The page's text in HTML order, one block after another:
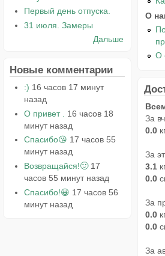
Первый день отпуска.
31 июля. Замеры
Дальше
Новые комментарии
:) 16 часов 17 минут
назад
О привет .
16 часов 18
минут назад
Спасибо😘 17 часов 55
минут назад
Возвращайся!🙂 17
часов 55 минут назад
Спасибо!😀 17 часов 56
минут назад
О
О
За
0.0
За
3.1
0.0
За
0.0
0.0
За